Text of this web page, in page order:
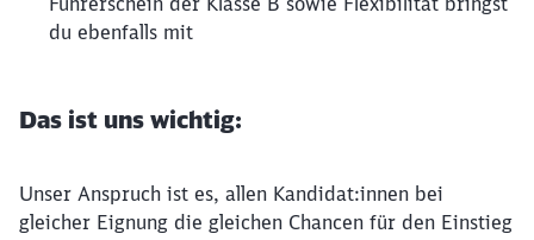
du ebenfalls mit
Das ist uns wichtig:
Unser Anspruch ist es, allen Kandidat:innen bei
gleicher Eignung die gleichen Chancen für den Einstieg